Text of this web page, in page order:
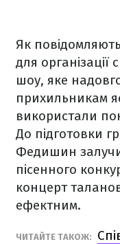
Як
для
шоу, яке
прихильникам
використали
До підготовки
Федишин
пісенного
концерт
ефектним.
ЧИТАЙТЕ ТАКОЖ: